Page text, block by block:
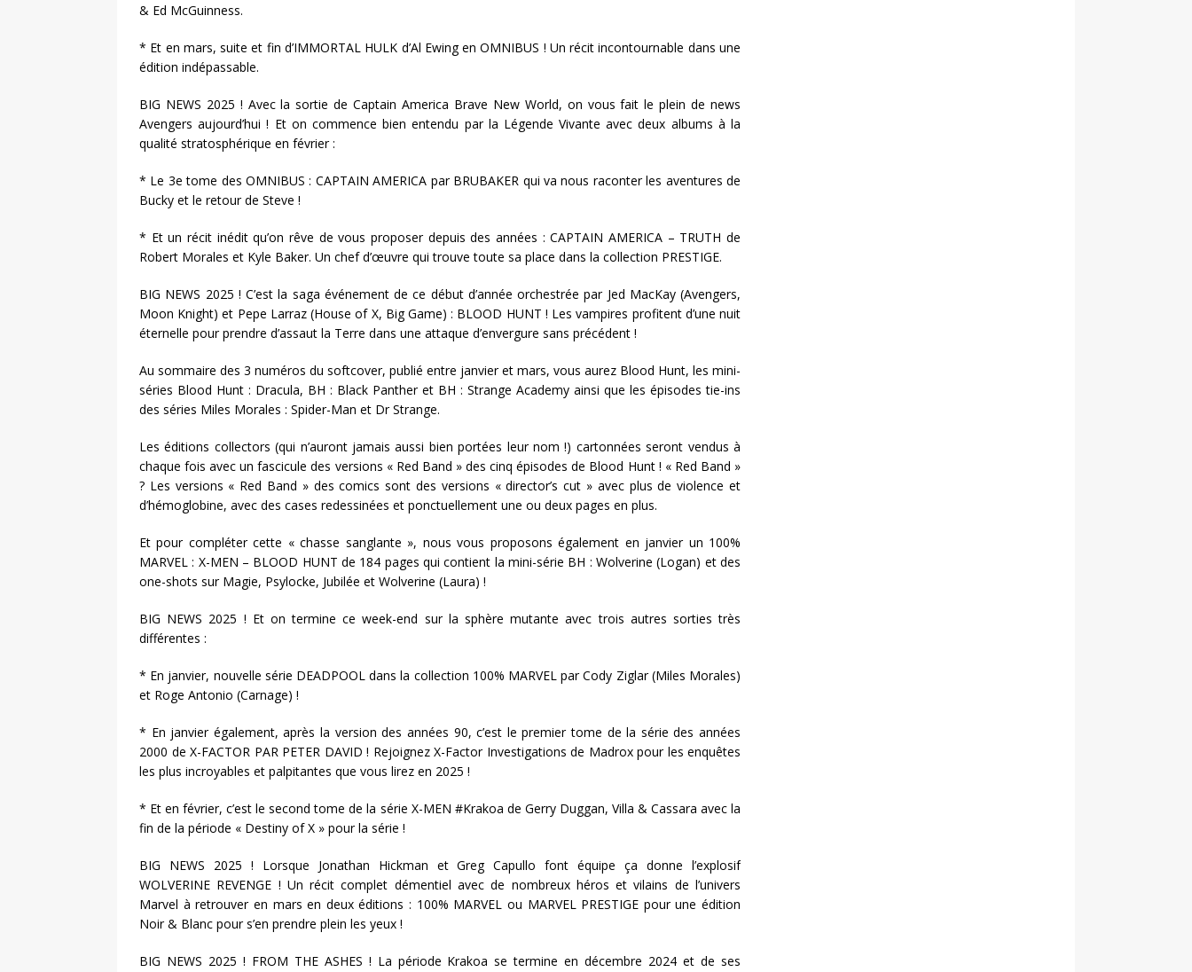
& Ed McGuinness.
* Et en mars, suite et fin d’IMMORTAL HULK d’Al Ewing en OMNIBUS ! Un récit incontournable dans une
édition indépassable.
BIG NEWS 2025 ! Avec la sortie de Captain America Brave New World, on vous fait le plein de news
Avengers aujourd’hui ! Et on commence bien entendu par la Légende Vivante avec deux albums à la
qualité stratosphérique en février :
* Le 3e tome des OMNIBUS : CAPTAIN AMERICA par BRUBAKER qui va nous raconter les aventures de
Bucky et le retour de Steve !
* Et un récit inédit qu’on rêve de vous proposer depuis des années : CAPTAIN AMERICA – TRUTH de
Robert Morales et Kyle Baker. Un chef d’œuvre qui trouve toute sa place dans la collection PRESTIGE.
BIG NEWS 2025 ! C’est la saga événement de ce début d’année orchestrée par Jed MacKay (Avengers,
Moon Knight) et Pepe Larraz (House of X, Big Game) : BLOOD HUNT ! Les vampires profitent d’une nuit
éternelle pour prendre d’assaut la Terre dans une attaque d’envergure sans précédent !
Au sommaire des 3 numéros du softcover, publié entre janvier et mars, vous aurez Blood Hunt, les mini-
séries Blood Hunt : Dracula, BH : Black Panther et BH : Strange Academy ainsi que les épisodes tie-ins
des séries Miles Morales : Spider-Man et Dr Strange.
Les éditions collectors (qui n’auront jamais aussi bien portées leur nom !) cartonnées seront vendus à
chaque fois avec un fascicule des versions « Red Band » des cinq épisodes de Blood Hunt ! « Red Band »
? Les versions « Red Band » des comics sont des versions « director’s cut » avec plus de violence et
d’hémoglobine, avec des cases redessinées et ponctuellement une ou deux pages en plus.
Et pour compléter cette « chasse sanglante », nous vous proposons également en janvier un 100%
MARVEL : X-MEN – BLOOD HUNT de 184 pages qui contient la mini-série BH : Wolverine (Logan) et des
one-shots sur Magie, Psylocke, Jubilée et Wolverine (Laura) !
BIG NEWS 2025 ! Et on termine ce week-end sur la sphère mutante avec trois autres sorties très
différentes :
* En janvier, nouvelle série DEADPOOL dans la collection 100% MARVEL par Cody Ziglar (Miles Morales)
et Roge Antonio (Carnage) !
* En janvier également, après la version des années 90, c’est le premier tome de la série des années
2000 de X-FACTOR PAR PETER DAVID ! Rejoignez X-Factor Investigations de Madrox pour les enquêtes
les plus incroyables et palpitantes que vous lirez en 2025 !
* Et en février, c’est le second tome de la série X-MEN #Krakoa de Gerry Duggan, Villa & Cassara avec la
fin de la période « Destiny of X » pour la série !
BIG NEWS 2025 ! Lorsque Jonathan Hickman et Greg Capullo font équipe ça donne l’explosif
WOLVERINE REVENGE ! Un récit complet démentiel avec de nombreux héros et vilains de l’univers
Marvel à retrouver en mars en deux éditions : 100% MARVEL ou MARVEL PRESTIGE pour une édition
Noir & Blanc pour s’en prendre plein les yeux !
BIG NEWS 2025 ! FROM THE ASHES ! La période Krakoa se termine en décembre 2024 et de ses